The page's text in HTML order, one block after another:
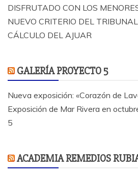
DISFRUTADO CON LOS
NUEVO CRITERIO DEL
CÁLCULO DEL AJUAR
GALERÍA PROYECTO 5
Nueva exposición: «Corazón de
Exposición de Mar Rivera en
5
ACADEMIA REMEDIOS